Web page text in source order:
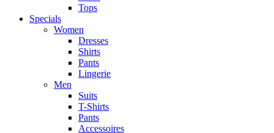
Tops
Specials
Women
Dresses
Shirts
Pants
Lingerie
Men
Suits
T-Shirts
Pants
Accessoires